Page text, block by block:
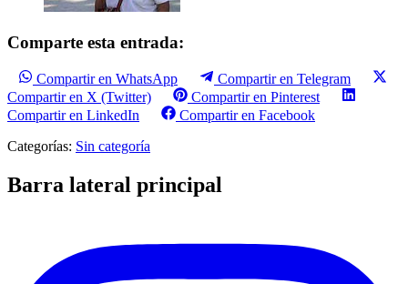
Comparte esta entrada:
Compartir en WhatsApp
Compartir en Telegram
Compartir en X (Twitter)
Compartir en Pinterest
Compartir en LinkedIn
Compartir en Facebook
Categorías: Sin categoría
Barra lateral principal